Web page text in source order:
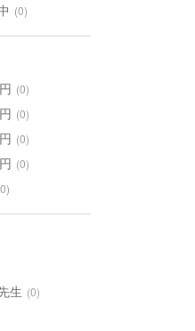
(0)
(0)
(0)
(0)
(0)
生 (0)